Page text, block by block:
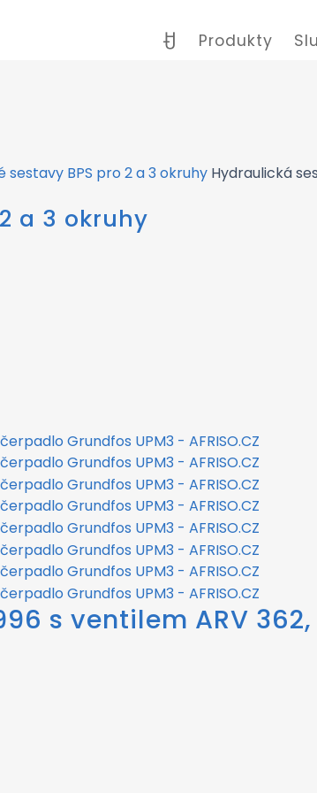
Produkty
sestavy BPS pro 2 a 3 okruhy Hydraulická
a 3 okruhy
s ventilem ARV